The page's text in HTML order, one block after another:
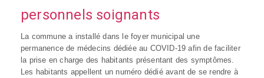
personnels soignants
La commune a installé dans le foyer municipal une
permanence de médecins dédiée au COVID-19 afin de faciliter
la prise en charge des habitants présentant des symptômes.
Les habitants appellent un numéro dédié avant de se rendre à